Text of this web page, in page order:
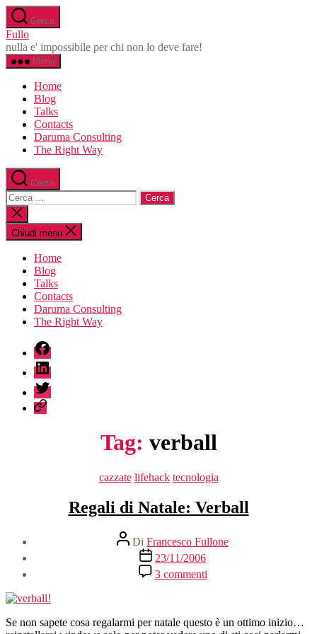
Salta
al
contenuto
Cerca
Fullo
nulla e' impossibile per chi non lo deve fare!
Menu
Home
Blog
Talks
Contacts
Daruma Consulting
The Right Way
Cerca
Cerca:
Chiudi
la
ricerca
Chiudi menu
Home
Blog
Talks
Contacts
Daruma Consulting
The Right Way
fb
linkedin
twitter
sessionize
Tag: verball
Categorie
cazzate lifehack tecnologia
Regali di Natale: Verball
Autore
articolo
Di Francesco Fullone
Data
dell'articolo
23/11/2006
3 commentisu
Regali
Verball
Se non sapete cosa regalarmi per natale questo è un ottimo inizio…